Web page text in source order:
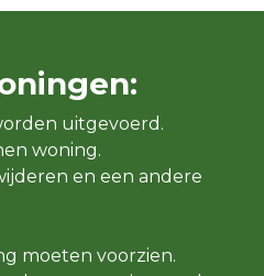
uitgevoerd.
woning.
en een andere
moeten voorzien.